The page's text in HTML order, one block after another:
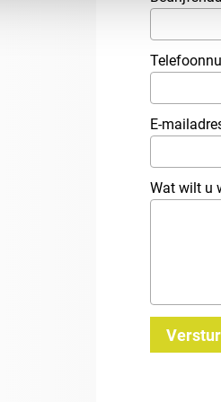
E-
Wat wilt u